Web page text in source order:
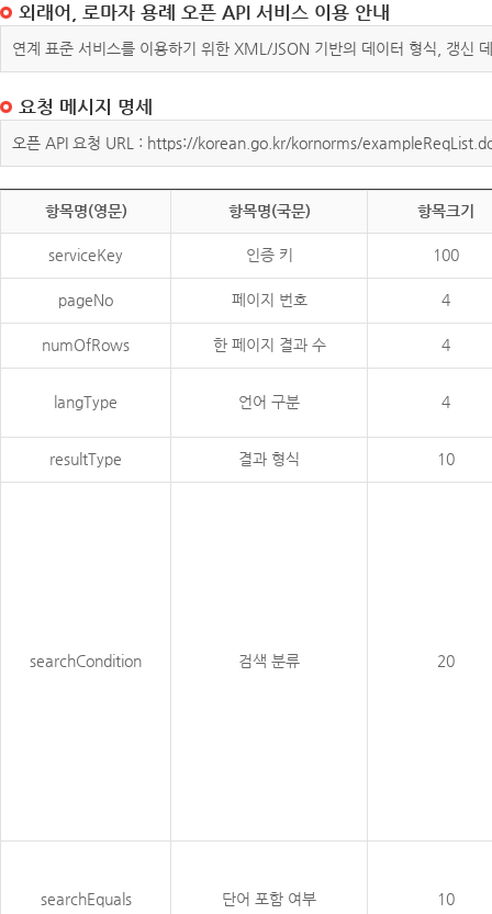
외래어, 로마자 용례 오픈 API 서비스 이용 안내
연계 표준 서비스를 이용하기 위한 XML/JSON 기반의 데이터 형식, 갱신
요청 메시지 명세
오픈 API 요청 URL : https://korean.go.kr/kornorms/
항목명(영문) 항목명(국문) 항목크기
serviceKey 인증 키 100
pageNo 페이지 번호 4
numOfRows 한 페이지 결과 수 4
langType 언어 구분 4
resultType 결과 형식 10
searchCondition 검색 분류 20
searchEquals 단어 포함 여부 10